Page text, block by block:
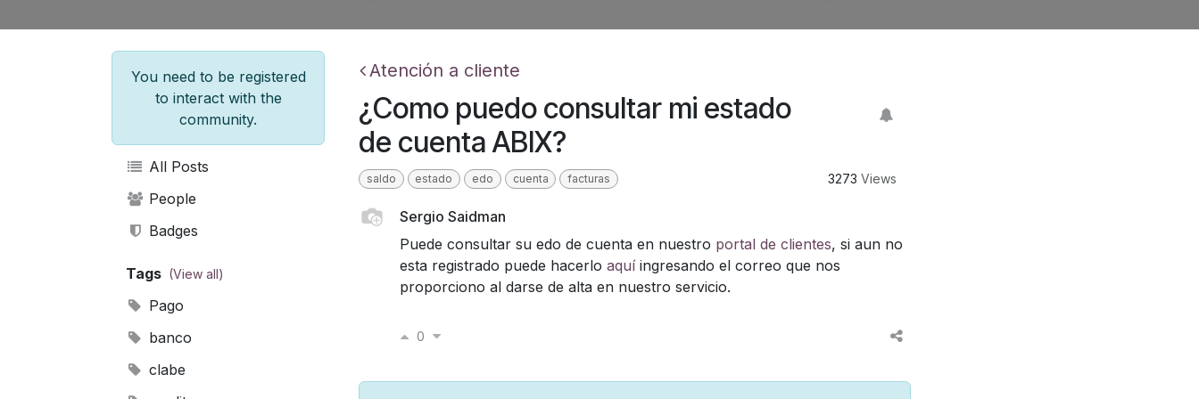
You need to be registered
to interact with the
community.
All Posts
People
Badges
Tags (View all)
Pago
banco
clabe
Atención a cliente
¿Como puedo consultar mi estado
de cuenta ABIX?
saldo estado edo cuenta facturas 3273 Views
Sergio Saidman
Puede consultar su edo de cuenta en nuestro portal de clientes, si aun no
esta registrado puede hacerlo aquíingresando el correo que nos
proporciono al darse de alta en nuestro servicio.
0